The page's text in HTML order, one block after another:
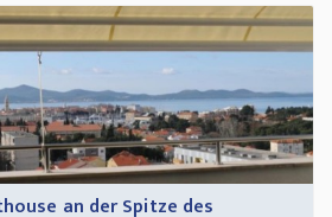
an der Spitze des